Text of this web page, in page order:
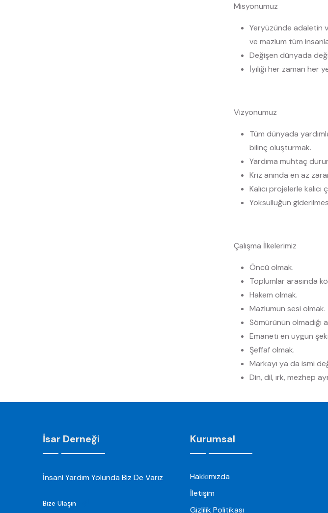
Misyonumuz
Yeryüzünde adaletin
ve mazlum tüm
Değişen dünyada
İyiliği her zaman her
Vizyonumuz
Tüm dünyada
bilinç oluşturmak.
Yardıma muhtaç
Kriz anında en az
Kalıcı projelerle
Yoksulluğun
Çalışma İlkelerimiz
Öncü olmak.
Toplumlar arasında
Hakem olmak.
Mazlumun sesi olmak.
Sömürünün olmadığı
Emaneti en uygun
Şeffaf olmak.
Markayı ya da ismi
Din, dil, ırk, mezhep
İsar Derneği
İnsani Yardım Yolunda Biz De Varız
Bize Ulaşın
Kurumsal
Hakkımızda
İletişim
Gizlilik Politikası